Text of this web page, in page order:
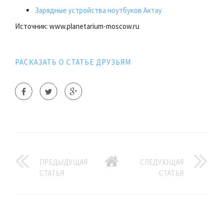
Зарядные устройства ноутбуков Актау
Источник: www.planetarium-moscow.ru
РАСКАЗАТЬ О СТАТЬЕ ДРУЗЬЯМ
ПРЕДЫДУЩАЯ
СТАТЬЯ
СЛЕДУЮЩАЯ
СТАТЬЯ